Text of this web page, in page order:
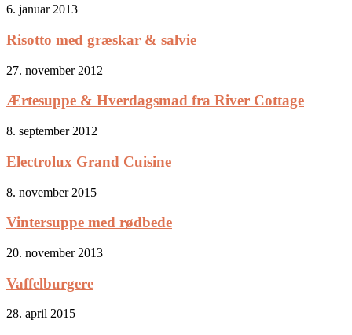
6. januar 2013
Risotto med græskar & salvie
27. november 2012
Ærtesuppe & Hverdagsmad fra River Cottage
8. september 2012
Electrolux Grand Cuisine
8. november 2015
Vintersuppe med rødbede
20. november 2013
Vaffelburgere
28. april 2015